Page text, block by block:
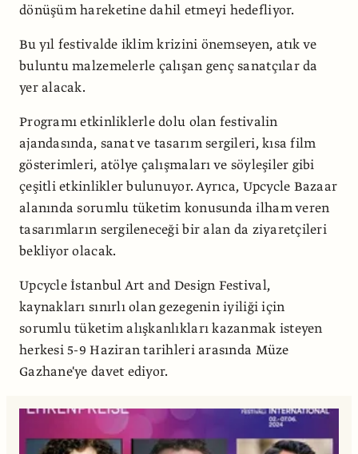
dönüşüm hareketine dahil etmeyi hedefliyor.
Bu yıl festivalde iklim krizini önemseyen, atık ve
buluntu malzemelerle çalışan genç sanatçılar da
yer alacak.
Programı etkinliklerle dolu olan festivalin
ajandasında, sanat ve tasarım sergileri, kısa film
gösterimleri, atölye çalışmaları ve söyleşiler gibi
çeşitli etkinlikler bulunuyor. Ayrıca, Upcycle Bazaar
alanında sorumlu tüketim konusunda ilham veren
tasarımların sergileneceği bir alan da ziyaretçileri
bekliyor olacak.
Upcycle İstanbul Art and Design Festival,
kaynakları sınırlı olan gezegenin iyiliği için
sorumlu tüketim alışkanlıkları kazanmak isteyen
herkesi 5-9 Haziran tarihleri arasında Müze
Gazhane'ye davet ediyor.